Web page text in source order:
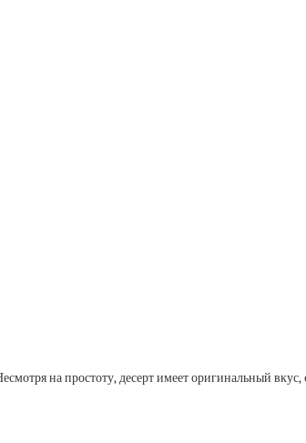
на простоту, десерт имеет оригинальный вкус,